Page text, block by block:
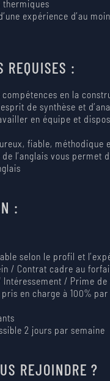
thermiques
expérience d’au
REQUISES :
compétences en la
de synthèse et
en équipe et
fiable, méthodique
l’anglais vous
:
selon le profil et
/ Contrat cadre au
/ Prime de
en charge à 100% par
2 jours par semaine
REJOINDRE ?